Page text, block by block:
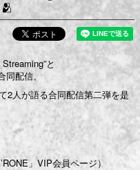
と
同配信。
2人が語る合同配信第二弾を是
」VIP会員ページ）